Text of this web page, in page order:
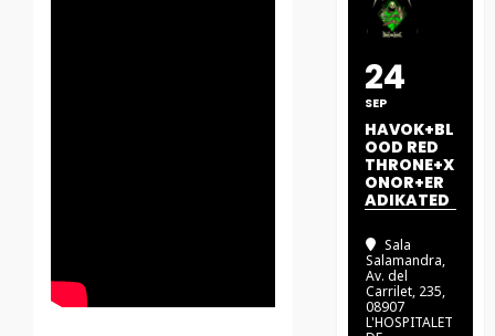
24
SEP
HAVOK+BL
OOD RED
THRONE+X
ONOR+ER
ADIKATED
Sala
Salamandra,
Av. del
Carrilet, 235,
08907
L'HOSPITALET